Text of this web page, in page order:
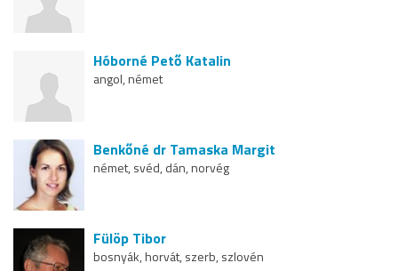
Hóborné Pető Katalin
angol, német
Benkőné dr Tamaska Margit
német, svéd, dán, norvég
Fülöp Tibor
bosnyák, horvát, szerb, szlovén